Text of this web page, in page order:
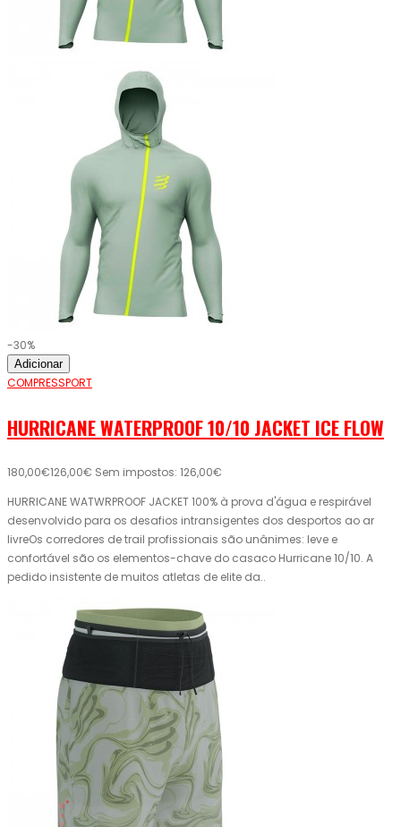
-30%
Adicionar
COMPRESSPORT
HURRICANE WATERPROOF 10/10 JACKET ICE FLOW
180,00€126,00€ Sem impostos: 126,00€
HURRICANE WATWRPROOF JACKET 100% à prova d'água e respirável
desenvolvido para os desafios intransigentes dos desportos ao ar
livreOs corredores de trail profissionais são unânimes: leve e
confortável são os elementos-chave do casaco Hurricane 10/10. A
pedido insistente de muitos atletas de elite da..